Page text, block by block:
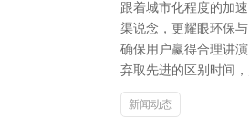
跟着城市化程度的加
渠说念，更耀眼环保
确保用户赢得合理讲
弃取先进的区别时间
新闻动态